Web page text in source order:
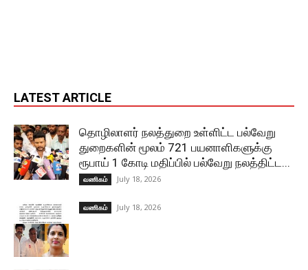
LATEST ARTICLE
தொழிலாளர் நலத்துறை உள்ளிட்ட பல்வேறு
துறைகளின் மூலம் 721 பயனாளிகளுக்கு
ரூபாய் 1 கோடி மதிப்பில் பல்வேறு நலத்திட்ட...
வணிகம் July 18, 2026
வணிகம் July 18, 2026